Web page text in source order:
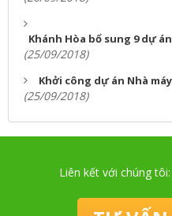
Khánh Hòa bổ sung 9 dự
(25/09/2018)
Khởi công dự án Nhà
(25/09/2018)
Liên kết với chúng tôi: